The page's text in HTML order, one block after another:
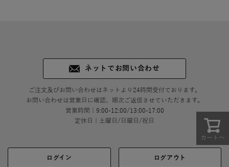
カートへ
ネットでお問い合わせ
ご注文及びお問い合わせはネットより24時間受付ております。
お問い合わせは営業日に確認、順次ご返信させていただきます。
営業時間｜9:00-12:00/13:00-17:00
定休日｜土曜日/日曜日/祝日
ログイン ログアウト